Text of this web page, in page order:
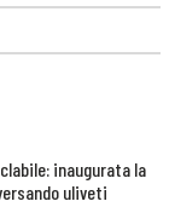
inaugurata la
uliveti